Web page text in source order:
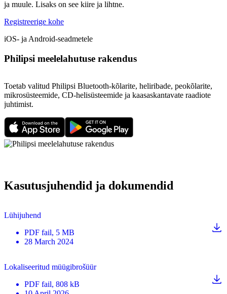
ja muule. Lisaks on see kiire ja lihtne.
Registreerige kohe
iOS- ja Android-seadmetele
Philipsi meelelahutuse rakendus
Toetab valitud Philipsi Bluetooth-kõlarite, heliribade, peokõlarite,
mikrosüsteemide, CD-helisüsteemide ja kaasaskantavate raadiote
juhtimist.
Kasutusjuhendid ja dokumendid
Lühijuhend
PDF fail, 5 MB
28 March 2024
Lokaliseeritud müügibrošüür
PDF fail, 808 kB